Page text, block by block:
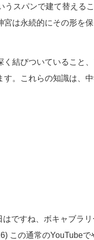
スパンで建て替える
は永続的にその形を
結びついていること
。これらの知識は、
はですね、ボキャブラリ
この通常のYouTube